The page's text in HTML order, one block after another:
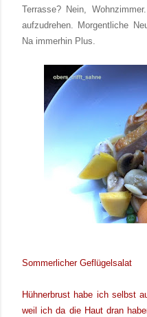
Terrasse? Nein,
aufzudrehen. Morgentliche
Na immerhin Plus.
Sommerlicher Geflügelsalat
Hühnerbrust habe ich selbst
weil ich da die Haut dran